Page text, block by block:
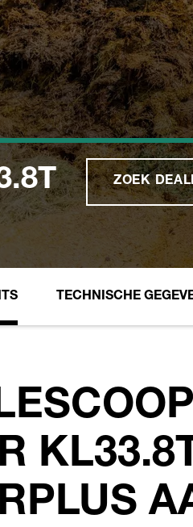
ZOEK
TECHNISCHE